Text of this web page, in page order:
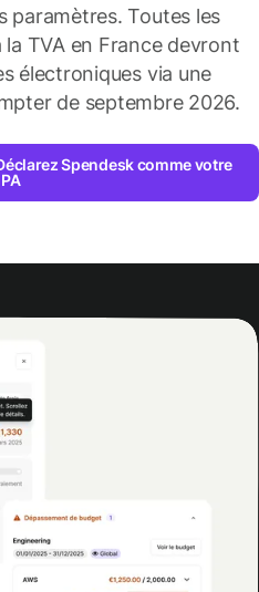
paramètres. Toutes les
TVA en France devront
électroniques via une
de septembre 2026.
Spendesk comme votre
PA